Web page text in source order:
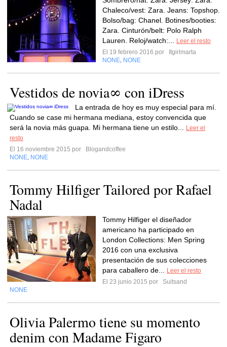
Chaleco/vest: Zara. Jeans: Topshop.
Bolso/bag: Chanel. Botines/booties:
Zara. Cinturón/belt: Polo Ralph
Lauren. Reloj/watch:...
Leer el resto
El 19 febrero 2016 por
Itgirlmarta
NONE NONE
Vestidos de novia∞ con iDress
La entrada de hoy es muy especial para mí.
Cuando se case mi hermana mediana, estoy convencida que
será la novia más guapa. Mi hermana tiene un estilo...
Leer el
resto
El 16 noviembre 2015 por
Blogandcoffee
NONE NONE
Tommy Hilfiger Tailored por Rafael
Nadal
Tommy Hilfiger el diseñador
americano ha participado en
London Collections: Men Spring
2016 con una exclusiva
presentación de sus colecciones
para caballero de...
Leer el resto
El 23 junio 2015 por
Suitsand
NONE
Olivia Palermo tiene su momento
denim con Madame Figaro